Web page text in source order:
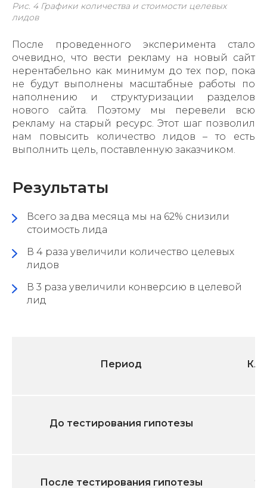
Рис. 4 Графики количества и стоимости целевых
лидов
После проведенного эксперимента стало
очевидно, что вести рекламу на новый сайт
нерентабельно как минимум до тех пор, пока
не будут выполнены масштабные работы по
наполнению и структуризации разделов
нового сайта. Поэтому мы перевели всю
рекламу на старый ресурс. Этот шаг позволил
нам повысить количество лидов – то есть
выполнить цель, поставленную заказчиком.
Результаты
Всего за два месяца мы на 62% снизили
стоимость лида
В 4 раза увеличили количество целевых
лидов
В 3 раза увеличили конверсию в целевой
лид
Период
До тестирования гипотезы
После тестирования гипотезы